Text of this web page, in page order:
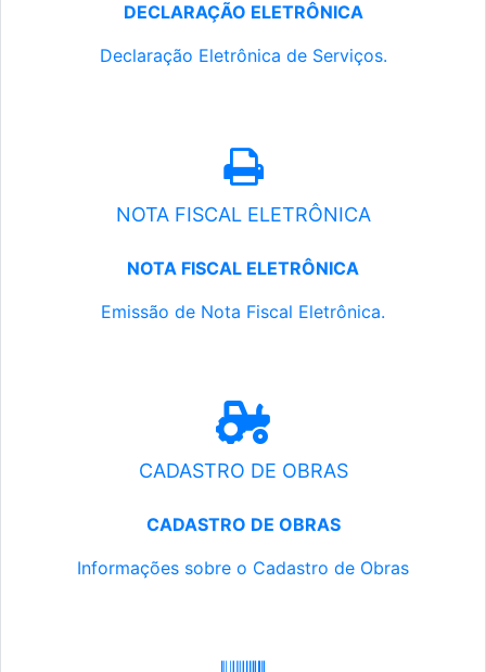
DECLARAÇÃO ELETRÔNICA
Declaração Eletrônica de Serviços.
NOTA FISCAL ELETRÔNICA
NOTA FISCAL ELETRÔNICA
Emissão de Nota Fiscal Eletrônica.
CADASTRO DE OBRAS
CADASTRO DE OBRAS
Informações sobre o Cadastro de Obras